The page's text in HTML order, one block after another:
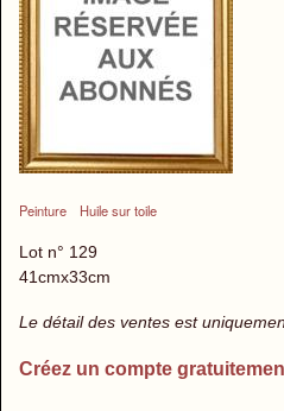
Peinture Huile sur toile
Lot n° 129
41cmx33cm
Le détail des ventes est
Créez un compte